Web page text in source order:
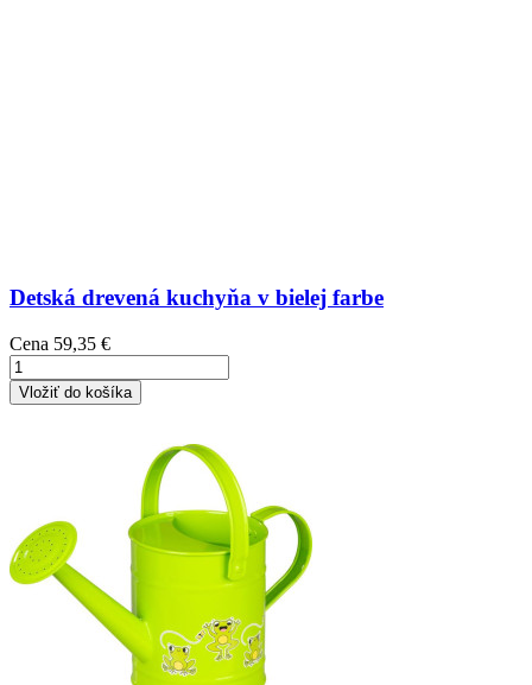
Detská drevená kuchyňa v bielej farbe
Cena 59,35 €
Vložiť do košíka